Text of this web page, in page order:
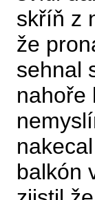
skříň z
že
sehnal
nahoře
balkón